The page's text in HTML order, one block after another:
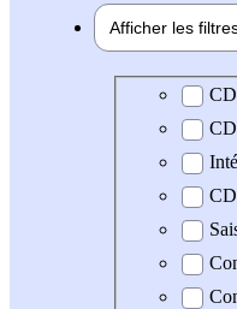
Afficher les
Type de